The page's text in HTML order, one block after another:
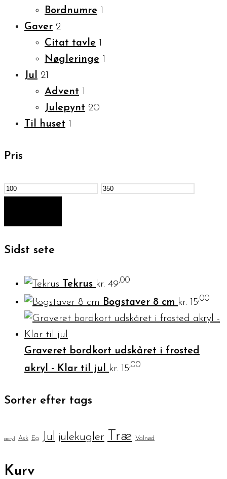
Bordnumre 1
Gaver 2
Citat tavle 1
Nøgleringe 1
Jul
21
Advent 1
Julepynt 20
Til huset 1
Pris
Mindste
Højeste
Sidst sete
Tekrus kr. 49,00
Bogstaver 8 cm kr. 15,00
Graveret bordkort udskåret i frosted
akryl - Klar til jul kr. 15,00
Sorter efter tags
acryl Ask Eg Jul julekugler Træ Valnød
Kurv